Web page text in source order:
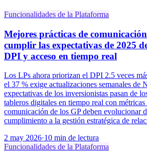
Funcionalidades de la Plataforma
Mejores prácticas de
cumplir las expectativas de 2025
DPI y acceso en tiempo real
Los LPs ahora priorizan el DPI 2.5 veces
el 37 % exige actualizaciones semanales de
expectativas de los inversionistas pasan de
tableros digitales en tiempo real con
comunicación de los GP deben evolucionar
cumplimiento a la gestión estratégica de
2 may 2026·10 min de lectura
Funcionalidades de la Plataforma